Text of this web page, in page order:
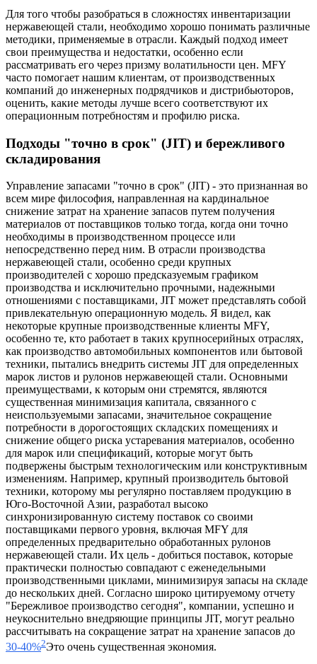
Для того чтобы разобраться в сложностях инвентаризации
нержавеющей стали, необходимо хорошо понимать различные
методики, применяемые в отрасли. Каждый подход имеет
свои преимущества и недостатки, особенно если
рассматривать его через призму волатильности цен. MFY
часто помогает нашим клиентам, от производственных
компаний до инженерных подрядчиков и дистрибьюторов,
оценить, какие методы лучше всего соответствуют их
операционным потребностям и профилю риска.
Подходы "точно в срок" (JIT) и бережливого
складирования
Управление запасами "точно в срок" (JIT) - это признанная во
всем мире философия, направленная на кардинальное
снижение затрат на хранение запасов путем получения
материалов от поставщиков только тогда, когда они точно
необходимы в производственном процессе или
непосредственно перед ним. В отрасли производства
нержавеющей стали, особенно среди крупных
производителей с хорошо предсказуемым графиком
производства и исключительно прочными, надежными
отношениями с поставщиками, JIT может представлять собой
привлекательную операционную модель. Я видел, как
некоторые крупные производственные клиенты MFY,
особенно те, кто работает в таких крупносерийных отраслях,
как производство автомобильных компонентов или бытовой
техники, пытались внедрить системы JIT для определенных
марок листов и рулонов нержавеющей стали. Основными
преимуществами, к которым они стремятся, являются
существенная минимизация капитала, связанного с
неиспользуемыми запасами, значительное сокращение
потребности в дорогостоящих складских помещениях и
снижение общего риска устаревания материалов, особенно
для марок или спецификаций, которые могут быть
подвержены быстрым технологическим или конструктивным
изменениям. Например, крупный производитель бытовой
техники, которому мы регулярно поставляем продукцию в
Юго-Восточной Азии, разработал высоко
синхронизированную систему поставок со своими
поставщиками первого уровня, включая MFY для
определенных предварительно обработанных рулонов
нержавеющей стали. Их цель - добиться поставок, которые
практически полностью совпадают с еженедельными
производственными циклами, минимизируя запасы на складе
до нескольких дней. Согласно широко цитируемому отчету
"Бережливое производство сегодня", компании, успешно и
неукоснительно внедряющие принципы JIT, могут реально
рассчитывать на сокращение затрат на хранение запасов до
30-40%2Это очень существенная экономия.